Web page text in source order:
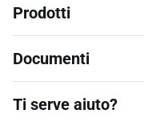
Prodotti
Documenti
Ti serve aiuto?